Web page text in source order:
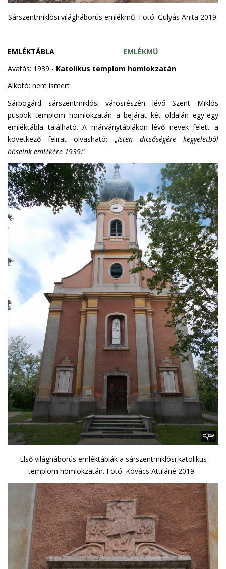
Sárszentmiklósi világháborús emlékmű. Fotó: Gulyás Anita 2019.
EMLÉKTÁBLA
EMLÉKMŰ
Avatás: 1939 - Katolikus templom homlokzatán
Alkotó: nem ismert
Sárbogárd sárszentmiklósi városrészén lévő Szent Miklós
püspök templom homlokzatán a bejárat két oldalán egy-egy
emléktábla található. A márványtáblákon lévő nevek felett a
következő felirat olvasható: „Isten dicsőségére kegyeletből
hőseink emlékére 1939.”
Első világháborús emléktáblák a sárszentmiklósi katolikus
templom homlokzatán. Fotó: Kovács Attiláné 2019.